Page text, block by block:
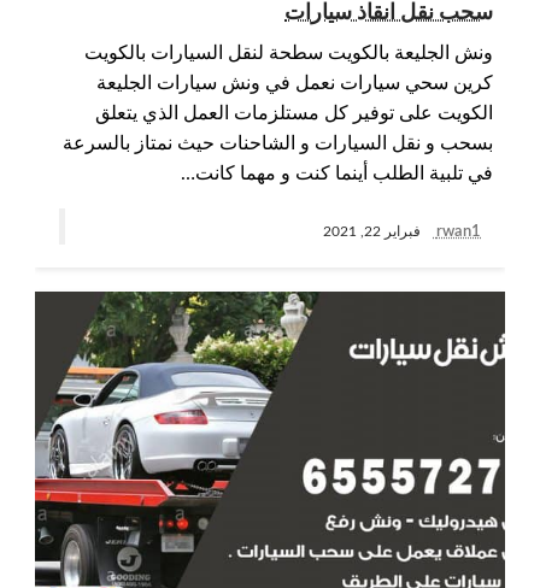
سحب نقل انقاذ سيارات
ونش الجليعة بالكويت سطحة لنقل السيارات بالكويت
كرين سحي سيارات نعمل في ونش سيارات الجليعة
الكويت على توفير كل مستلزمات العمل الذي يتعلق
بسحب و نقل السيارات و الشاحنات حيث نمتاز بالسرعة
في تلبية الطلب أينما كنت و مهما كانت…
rwan1 فبراير 22, 2021